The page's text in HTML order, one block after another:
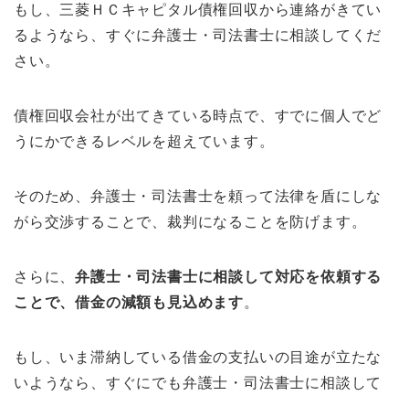
もし、三菱ＨＣキャピタル債権回収から連絡がきてい
るようなら、すぐに弁護士・司法書士に相談してくだ
さい。
債権回収会社が出てきている時点で、すでに個人でど
うにかできるレベルを超えています。
そのため、弁護士・司法書士を頼って法律を盾にしな
がら交渉することで、裁判になることを防げます。
さらに、弁護士・司法書士に相談して対応を依頼する
ことで、借金の減額も見込めます。
もし、いま滞納している借金の支払いの目途が立たな
いようなら、すぐにでも弁護士・司法書士に相談して